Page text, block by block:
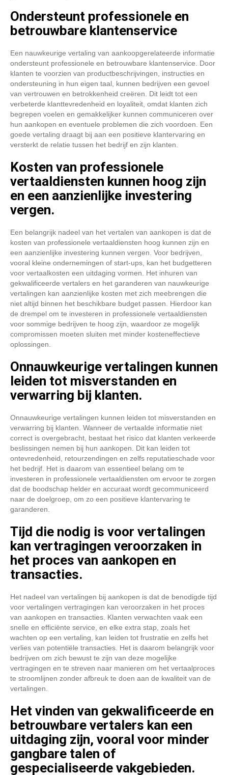
Ondersteunt professionele en
betrouwbare klantenservice
Een nauwkeurige vertaling van aankoopgerelateerde informatie
ondersteunt professionele en betrouwbare klantenservice. Door
klanten te voorzien van productbeschrijvingen, instructies en
ondersteuning in hun eigen taal, kunnen bedrijven een gevoel
van vertrouwen en betrokkenheid creëren. Dit leidt tot een
verbeterde klanttevredenheid en loyaliteit, omdat klanten zich
begrepen voelen en gemakkelijker kunnen communiceren over
hun aankopen en eventuele problemen die zich voordoen. Een
goede vertaling draagt bij aan een positieve klantervaring en
versterkt de relatie tussen het bedrijf en zijn klanten.
Kosten van professionele
vertaaldiensten kunnen hoog zijn
en een aanzienlijke investering
vergen.
Een belangrijk nadeel van het vertalen van aankopen is dat de
kosten van professionele vertaaldiensten hoog kunnen zijn en
een aanzienlijke investering kunnen vergen. Voor bedrijven,
vooral kleine ondernemingen of start-ups, kan het budgetteren
voor vertaalkosten een uitdaging vormen. Het inhuren van
gekwalificeerde vertalers en het garanderen van nauwkeurige
vertalingen kan aanzienlijke kosten met zich meebrengen die
niet altijd binnen het beschikbare budget passen. Hierdoor kan
de drempel om te investeren in professionele vertaaldiensten
voor sommige bedrijven te hoog zijn, waardoor ze mogelijk
compromissen moeten sluiten met minder kosteneffectieve
oplossingen.
Onnauwkeurige vertalingen kunnen
leiden tot misverstanden en
verwarring bij klanten.
Onnauwkeurige vertalingen kunnen leiden tot misverstanden en
verwarring bij klanten. Wanneer de vertaalde informatie niet
correct is overgebracht, bestaat het risico dat klanten verkeerde
beslissingen nemen bij hun aankopen. Dit kan leiden tot
ontevredenheid, retourzendingen en zelfs reputatieschade voor
het bedrijf. Het is daarom van essentieel belang om te
investeren in professionele vertaaldiensten om ervoor te zorgen
dat de boodschap helder en accuraat wordt gecommuniceerd
naar de doelgroep, om zo een positieve klantervaring te
garanderen.
Tijd die nodig is voor vertalingen
kan vertragingen veroorzaken in
het proces van aankopen en
transacties.
Het nadeel van vertalingen bij aankopen is dat de benodigde tijd
voor vertalingen vertragingen kan veroorzaken in het proces
van aankopen en transacties. Klanten verwachten vaak een
snelle en efficiënte service, en elke extra stap, zoals het
wachten op een vertaling, kan leiden tot frustratie en zelfs het
verlies van potentiële transacties. Het is daarom belangrijk voor
bedrijven om zich bewust te zijn van deze mogelijke
vertragingen en te streven naar manieren om het vertaalproces
te stroomlijnen zonder afbreuk te doen aan de kwaliteit van de
vertalingen.
Het vinden van gekwalificeerde en
betrouwbare vertalers kan een
uitdaging zijn, vooral voor minder
gangbare talen of
gespecialiseerde vakgebieden.